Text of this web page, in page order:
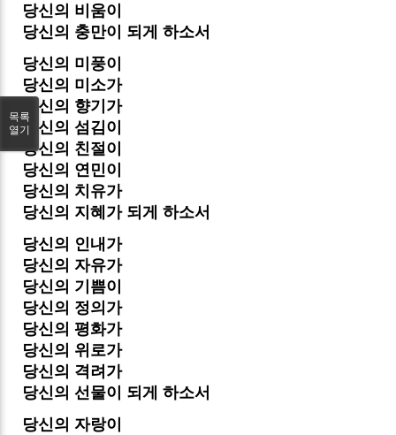
당신의 비움이
당신의 충만이 되게 하소서
당신의 미풍이
당신의 미소가
당신의 향기가
당신의 섬김이
당신의 친절이
당신의 연민이
당신의 치유가
당신의 지혜가 되게 하소서
당신의 인내가
당신의 자유가
당신의 기쁨이
당신의 정의가
당신의 평화가
당신의 위로가
당신의 격려가
당신의 선물이 되게 하소서
당신의 자랑이
목록
열기